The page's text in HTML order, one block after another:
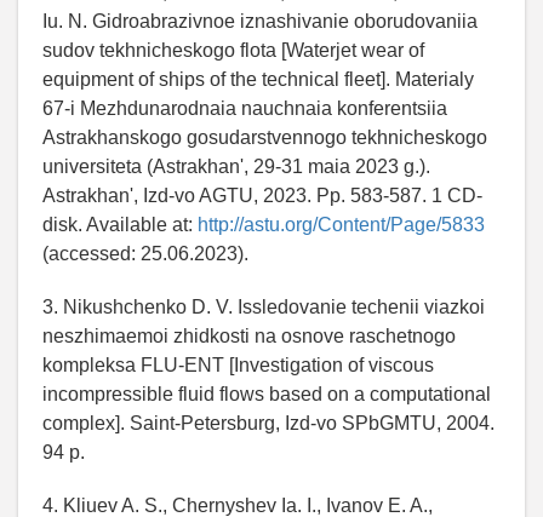
Iu. N. Gidroabrazivnoe iznashivanie oborudovaniia
sudov tekhnicheskogo flota [Waterjet wear of
equipment of ships of the technical fleet]. Materialy
67-i Mezhdunarodnaia nauchnaia konferentsiia
Astrakhanskogo gosudarstvennogo tekhnicheskogo
universiteta (Astrakhan', 29-31 maia 2023 g.).
Astrakhan', Izd-vo AGTU, 2023. Pp. 583-587. 1 CD-
disk. Available at: http://astu.org/Content/Page/5833
(accessed: 25.06.2023).
3. Nikushchenko D. V. Issledovanie techenii viazkoi
neszhimaemoi zhidkosti na osnove raschetnogo
kompleksa FLU-ENT [Investigation of viscous
incompressible fluid flows based on a computational
complex]. Saint-Petersburg, Izd-vo SPbGMTU, 2004.
94 p.
4. Kliuev A. S., Chernyshev Ia. I., Ivanov E. A.,